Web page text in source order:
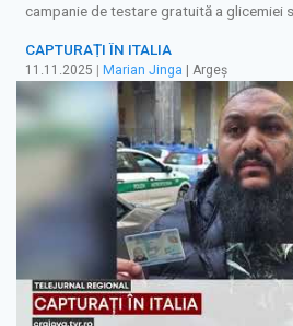
campanie de testare gratuită a glicemiei
CAPTURAȚI ÎN ITALIA
11.11.2025 | Marian Jinga | Argeș